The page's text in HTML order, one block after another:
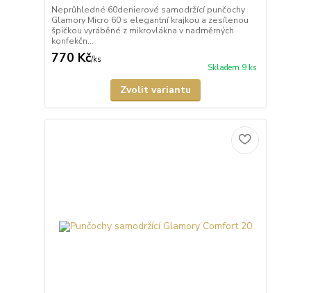
Neprůhledné 60denierové samodržící punčochy
Glamory Micro 60 s elegantní krajkou a zesílenou
špičkou vyráběné z mikrovlákna v nadměrných
konfekčn...
770 Kč/ks
Skladem 9 ks
Zvolit variantu